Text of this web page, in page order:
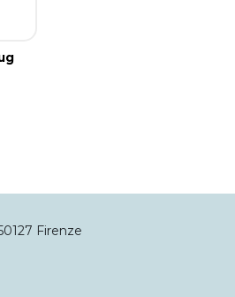
Firenze